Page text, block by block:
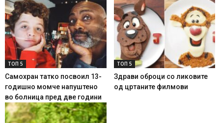
ТОП 5
Самохран татко посвоил 13-
годишно момче напуштено
во болница пред две години
ТОП 5
Здрави оброци со ликовите
од цртаните филмови